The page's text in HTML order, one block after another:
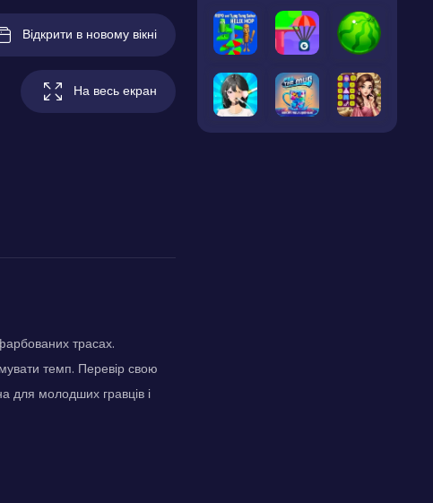
Відкрити в новому вікні
На весь екран
трасах.
темп. Перевір свою
для молодших гравців і